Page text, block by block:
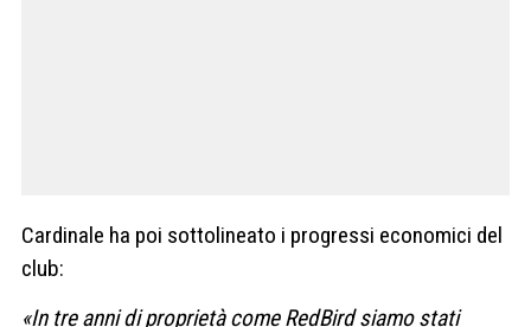
Cardinale ha poi sottolineato i progressi economici del
club:
«In tre anni di proprietà come RedBird siamo stati